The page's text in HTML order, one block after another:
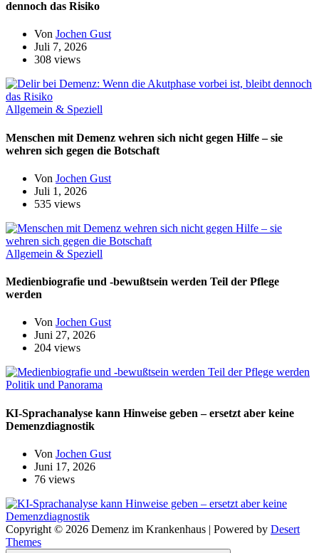
dennoch das Risiko
Von Jochen Gust
Juli 7, 2026
308 views
Allgemein & Speziell
Menschen mit Demenz wehren sich nicht gegen Hilfe – sie
wehren sich gegen die Botschaft
Von Jochen Gust
Juli 1, 2026
535 views
Allgemein & Speziell
Medienbiografie und -bewußtsein werden Teil der Pflege
werden
Von Jochen Gust
Juni 27, 2026
204 views
Politik und Panorama
KI-Sprachanalyse kann Hinweise geben – ersetzt aber keine
Demenzdiagnostik
Von Jochen Gust
Juni 17, 2026
76 views
Copyright © 2026 Demenz im Krankenhaus | Powered by Desert
Themes